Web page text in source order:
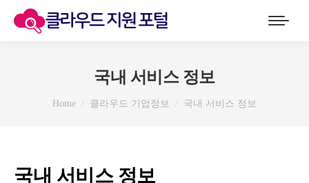
국내 서비스 정보
You are here:
Home 클라우드 기업정보 국내 서비스 정보
국내 서비스 정보